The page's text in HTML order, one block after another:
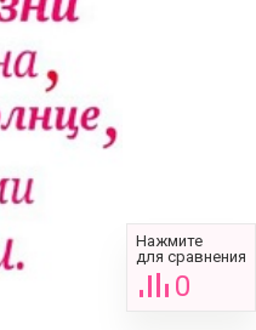
Нажмите
для сравнения
0